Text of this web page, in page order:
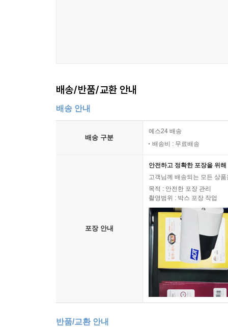
배송/반품/교환 안내
배송 안내
배송 구분
예스24 배송
배송비 : 무료배송
포장 안내
안전하고 정확한 포장을 위
고객님께 배송되는 모든 상
목적 : 안전한 포장 관리
촬영범위 : 박스 포장 작업
반품/교환 안내